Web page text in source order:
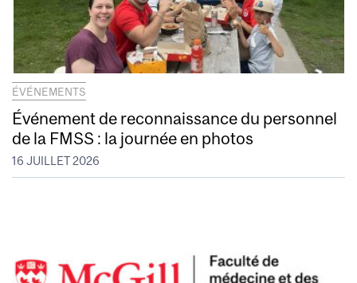
ÉVÉNEMENTS
Événement de reconnaissance du personnel
de la FMSS : la journée en photos
16 JUILLET 2026